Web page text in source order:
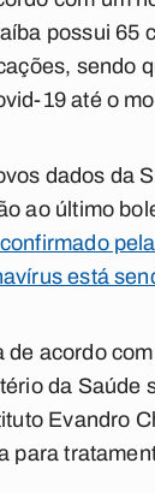
possui 65
sendo
19 até o
dados da
ao último
está
de acordo
da Saúde
Evandro
para